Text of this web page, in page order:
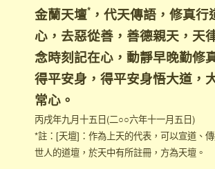
金蘭天壇* ，代天傳語，修真
心，去惡從善， 善德親天，天
念時刻記在心，動靜早晚勤修
得平安身，得平安身悟大道，
常心。
丙戌年九月十五日(二○○六年十一月五日)
*註：[天壇]：作為上天的代表，可以宣道、
世人的道壇，於天中有所註冊，方為天壇。